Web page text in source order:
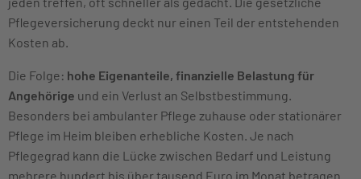
Pflegeversicherung deckt nur einen Teil der entstehenden
Kosten ab.
Die Folge: hohe Eigenanteile, finanzielle Belastung für
Angehörige und ein Verlust an Selbstbestimmung.
Besonders bei ambulanter Pflege zuhause oder stationärer
Pflege im Heim bleiben erhebliche Kosten. Je nach
Pflegegrad kann die Lücke zwischen Bedarf und Leistung
mehrere hundert bis über tausend Euro im Monat betragen.